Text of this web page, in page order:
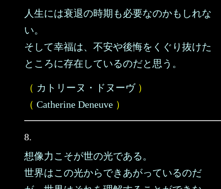
人生には衰退の時期も必要なのかもしれな
い。
そして幸福は、不安や後悔をくぐり抜けた
ところに存在しているのだと思う。
（ カトリーヌ・ドヌーヴ）
（ Catherine Deneuve ）
8.
想像力こそが世の光である。
世界はこの光からできあがっているのだ